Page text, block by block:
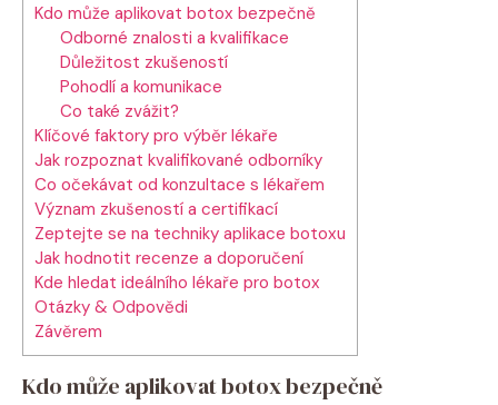
Kdo může aplikovat botox bezpečně
Odborné znalosti a kvalifikace
Důležitost zkušeností
Pohodlí a komunikace
Co také zvážit?
Klíčové faktory pro výběr lékaře
Jak rozpoznat kvalifikované odborníky
Co očekávat od konzultace s lékařem
Význam zkušeností a certifikací
Zeptejte se na techniky aplikace botoxu
Jak hodnotit recenze a doporučení
Kde hledat ideálního lékaře pro botox
Otázky & Odpovědi
Závěrem
Kdo může aplikovat botox bezpečně